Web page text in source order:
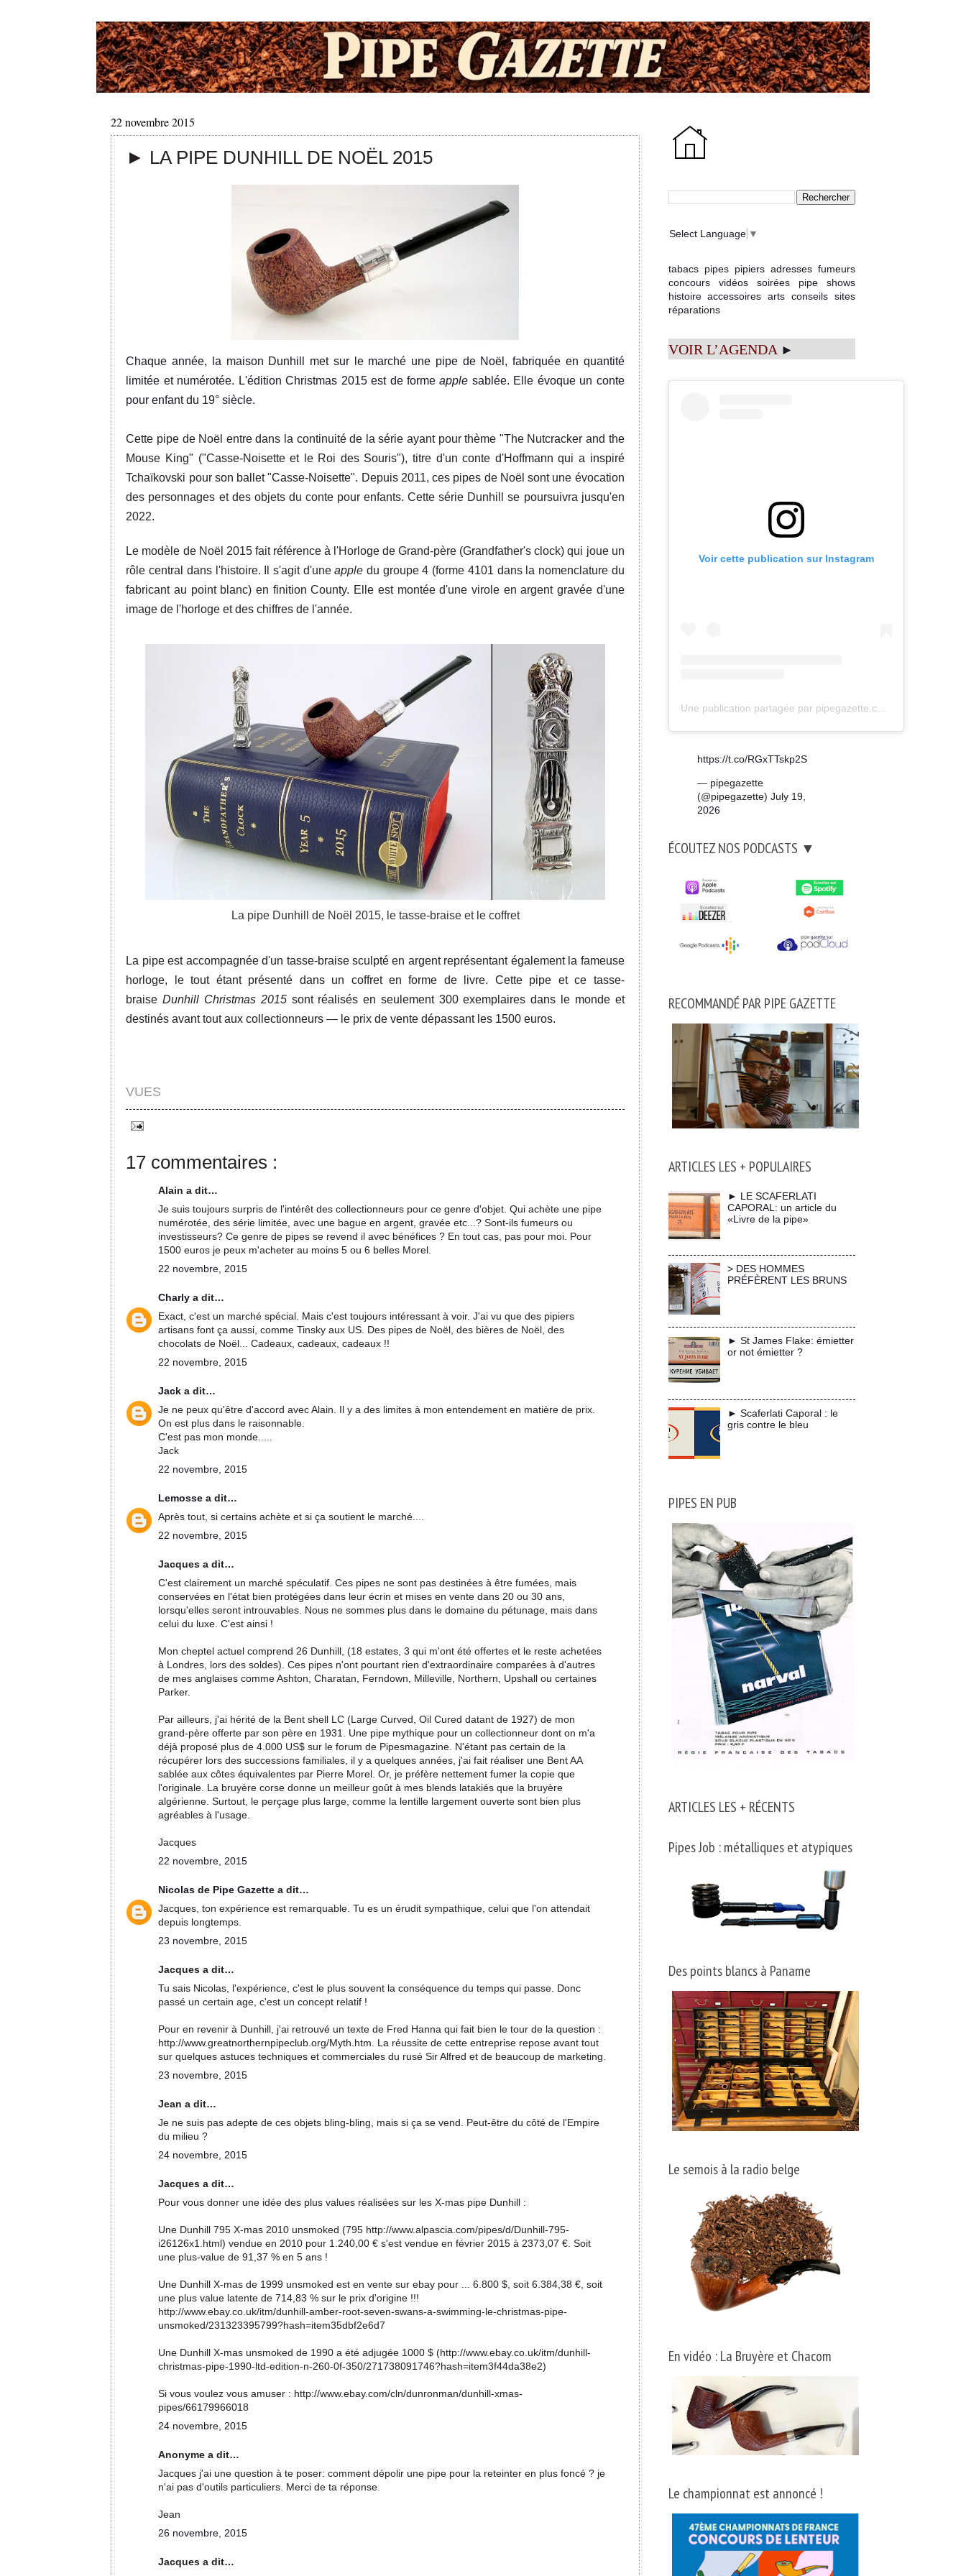
22 novembre 2015
► LA PIPE DUNHILL DE NOËL 2015
Chaque année, la maison Dunhill met sur le marché une pipe de Noël, fabriquée en quantité
limitée et numérotée. L'édition Christmas 2015 est de formeapple sablée. Elle évoque un conte
pour enfant du 19° siècle.
Cette pipe de Noël entre dans la continuité de la série ayant pour thème "The Nutcracker and the
Mouse King" ("Casse-Noisette et le Roi des Souris"), titre d'un conte d'Hoffmann qui a inspiré
Tchaïkovski pour son ballet "Casse-Noisette". Depuis 2011, ces pipes de Noël sont une évocation
des personnages et des objets du conte pour enfants. Cette série Dunhill se poursuivra jusqu'en
2022.
Le modèle de Noël 2015 fait référenceà l'Horloge de Grand-père (Grandfather's clock) qui joue un
rôle central dans l'histoire. Il s'agit d'uneapple du groupe 4 (forme 4101 dans la nomenclature du
fabricant au point blanc) en finition County. Elle est montée d'une virole en argent gravée d'une
image de l'horloge et des chiffres de l'année.
La pipe Dunhill de Noël 2015, le tasse-braise et le coffret
La pipe est accompagnée d'un tasse-braise sculpté en argent représentant également la fameuse
horloge, le tout étant présenté dans un coffret en forme de livre. Cette pipe et ce tasse-
braiseDunhill Christmas 2015sont réalisés en seulement 300 exemplaires dans le monde et
destinés avant tout aux collectionneurs— le prix de vente dépassant les 1500 euros.
VUES
17 commentaires :
Alain a dit…
Je suis toujours surpris de l'intérêt des collectionneurs pour ce genre d'objet. Qui achète une pipe
numérotée, des série limitée, avec une bague en argent, gravée etc...? Sont-ils fumeurs ou
investisseurs? Ce genre de pipes se revend il avec bénéfices ? En tout cas, pas pour moi. Pour
1500 euros je peux m'acheter au moins 5 ou 6 belles Morel.
22 novembre, 2015
Charlya dit…
Exact, c'est un marché spécial. Mais c'est toujours intéressant à voir. J'ai vu que des pipiers
artisans font ça aussi, comme Tinsky aux US. Des pipes de Noël, des bières de Noël, des
chocolats de Noël... Cadeaux, cadeaux, cadeaux !!
22 novembre, 2015
Jacka dit…
Je ne peux qu'être d'accord avec Alain. Il y a des limites à mon entendement en matière de prix.
On est plus dans le raisonnable.
C'est pas mon monde.....
Jack
22 novembre, 2015
Lemossea dit…
Après tout, si certains achète et si ça soutient le marché....
22 novembre, 2015
Jacques a dit…
C'est clairement un marché spéculatif. Ces pipes ne sont pas destinées à être fumées, mais
conservées en l'état bien protégées dans leur écrin et mises en vente dans 20 ou 30 ans,
lorsqu'elles seront introuvables. Nous ne sommes plus dans le domaine du pétunage, mais dans
celui du luxe. C'est ainsi !
Mon cheptel actuel comprend 26 Dunhill, (18 estates, 3 qui m'ont été offertes et le reste achetées
à Londres, lors des soldes). Ces pipes n'ont pourtant rien d'extraordinaire comparées à d'autres
de mes anglaises comme Ashton, Charatan, Ferndown, Milleville, Northern, Upshall ou certaines
Parker.
Par ailleurs, j'ai hérité de la Bent shell LC (Large Curved, Oil Cured datant de 1927) de mon
grand-père offerte par son père en 1931. Une pipe mythique pour un collectionneur dont on m'a
déjà proposé plus de 4.000 US$ sur le forum de Pipesmagazine. N'étant pas certain de la
récupérer lors des successions familiales, il y a quelques années, j'ai fait réaliser une Bent AA
sablée aux côtes équivalentes par Pierre Morel. Or, je préfère nettement fumer la copie que
l'originale. La bruyère corse donne un meilleur goût à mes blends latakiés que la bruyère
algérienne. Surtout, le perçage plus large, comme la lentille largement ouverte sont bien plus
agréables à l'usage.
Jacques
22 novembre, 2015
Nicolas de Pipe Gazettea dit…
Jacques, ton expérience est remarquable. Tu es un érudit sympathique, celui que l'on attendait
depuis longtemps.
23 novembre, 2015
Jacques a dit…
Tu sais Nicolas, l'expérience, c'est le plus souvent la conséquence du temps qui passe. Donc
passé un certain age, c'est un concept relatif !
Pour en revenir à Dunhill, j'ai retrouvé un texte de Fred Hanna qui fait bien le tour de la question :
http://www.greatnorthernpipeclub.org/Myth.htm. La réussite de cette entreprise repose avant tout
sur quelques astuces techniques et commerciales du rusé Sir Alfred et de beaucoup de marketing.
23 novembre, 2015
Jean a dit…
Je ne suis pas adepte de ces objets bling-bling, mais si ça se vend. Peut-être du côté de l'Empire
du milieu ?
24 novembre, 2015
Jacques a dit…
Pour vous donner une idée des plus values réalisées sur les X-mas pipe Dunhill :
Une Dunhill 795 X-mas 2010 unsmoked (795 http://www.alpascia.com/pipes/d/Dunhill-795-
i26126x1.html) vendue en 2010 pour 1.240,00 € s'est vendue en février 2015 à 2373,07 €. Soit
une plus-value de 91,37 % en 5 ans !
Une Dunhill X-mas de 1999 unsmoked est en vente sur ebay pour ... 6.800 $, soit 6.384,38 €, soit
une plus value latente de 714,83 % sur le prix d'origine !!!
http://www.ebay.co.uk/itm/dunhill-amber-root-seven-swans-a-swimming-le-christmas-pipe-
unsmoked/231323395799?hash=item35dbf2e6d7
Une Dunhill X-mas unsmoked de 1990 a été adjugée 1000 $ (http://www.ebay.co.uk/itm/dunhill-
christmas-pipe-1990-ltd-edition-n-260-0f-350/271738091746?hash=item3f44da38e2)
Si vous voulez vous amuser : http://www.ebay.com/cln/dunronman/dunhill-xmas-
pipes/66179966018
24 novembre, 2015
Anonyme a dit…
Jacques j'ai une question à te poser: comment dépolir une pipe pour la reteinter en plus foncé ? je
n'ai pas d'outils particuliers. Merci de ta réponse.
Jean
26 novembre, 2015
Jacques a dit…
Select Language ▼
tabacs pipes pipiers adresses fumeurs
concours
vidéos soirées
pipe shows
histoire accessoires arts conseils sites
réparations
VOIR L’AGENDA ►
Voir cette publication sur Instagram
Une publication partagée par pipegazette.com (@pipegazette)
https://t.co/RGxTTskp2S
— pipegazette
(@pipegazette) July 19,
2026
ÉCOUTEZ NOS PODCASTS ▼
RECOMMANDÉ PAR PIPE GAZETTE
ARTICLES LES + POPULAIRES
► LE SCAFERLATI
CAPORAL: un article du
«Livre de la pipe»
> DES HOMMES
PRÉFÈRENT LES BRUNS
► St James Flake: émietter
or not émietter ?
► Scaferlati Caporal : le
gris contre le bleu
PIPES EN PUB
ARTICLES LES + RÉCENTS
Pipes Job : métalliques et atypiques
Des points blancs à Paname
Le semois à la radio belge
En vidéo : La Bruyère et Chacom
Le championnat est annoncé !